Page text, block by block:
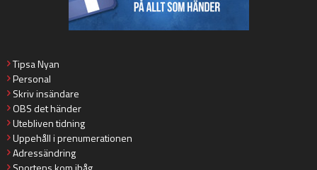
Tipsa Nyan
Personal
Skriv insändare
OBS det händer
Utebliven tidning
Uppehåll i prenumerationen
Adressändring